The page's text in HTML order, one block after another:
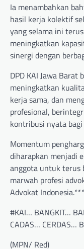
Ia menambahkan
hasil kerja kolektif
yang selama ini
meningkatkan
sinergi dengan
DPD KAI Jawa
meningkatkan
kerja sama, dan
profesional,
kontribusi nyata
Momentum
diharapkan menjadi
anggota untuk terus
marwah profesi
Advokat Indonesia.***
#KAI… BANGKIT…
CADAS… CERDAS…
(MPN/ Red)